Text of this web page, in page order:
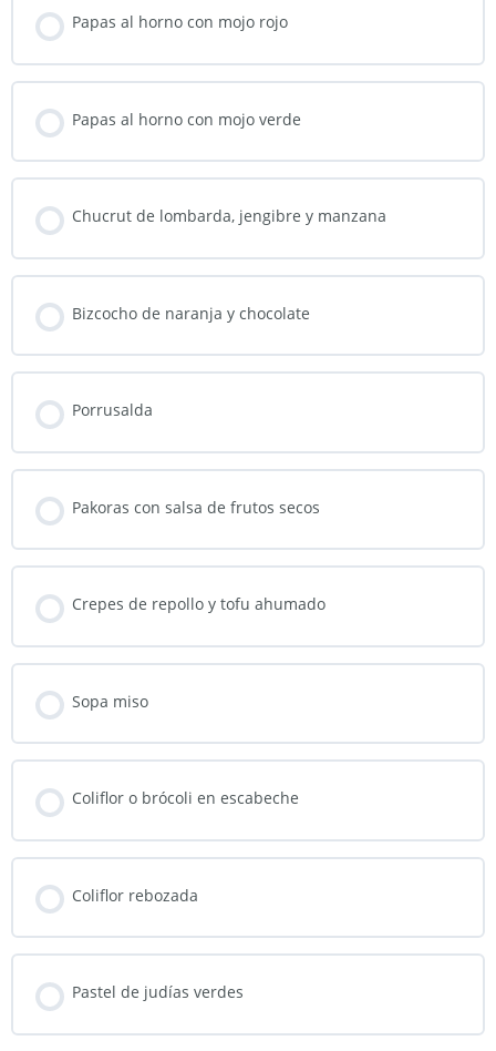
Papas al horno con mojo rojo
Papas al horno con mojo verde
Chucrut de lombarda, jengibre y manzana
Bizcocho de naranja y chocolate
Porrusalda
Pakoras con salsa de frutos secos
Crepes de repollo y tofu ahumado
Sopa miso
Coliflor o brócoli en escabeche
Coliflor rebozada
Pastel de judías verdes